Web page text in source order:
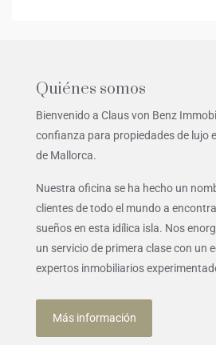
Quiénes somos
Bienvenido a Claus von Benz
confianza para propiedades de lujo
de Mallorca.
Nuestra oficina se ha hecho un
clientes de todo el mundo a
sueños en esta idílica isla. Nos
un servicio de primera clase con un
expertos inmobiliarios
Más información